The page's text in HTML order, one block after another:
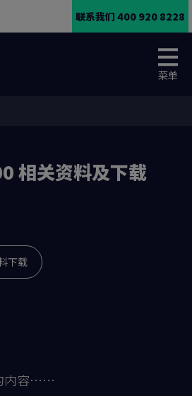
联系我们 400 920 8228
菜单
相关资料及下载
下载